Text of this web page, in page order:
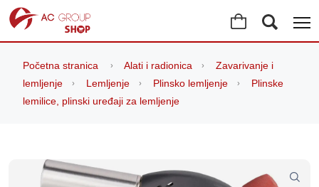
Početna stranica Alati i radionica
Zavarivanje i
lemljenje
Lemljenje Plinsko lemljenje
Plinske
lemilice, plinski uređaji za lemljenje